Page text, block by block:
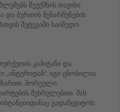
შეუქმნის თავისი
და ბურთის შენარჩუნების
შეტევაში საიმედო
კაპიტანი და
„ინტერიდან“. იგი ცნობილია
შორეული
შესრულებით. მას
გადაწყვიტოს.